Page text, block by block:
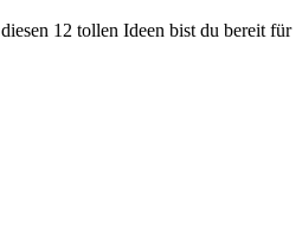
12 tollen Ideen bist du bereit für